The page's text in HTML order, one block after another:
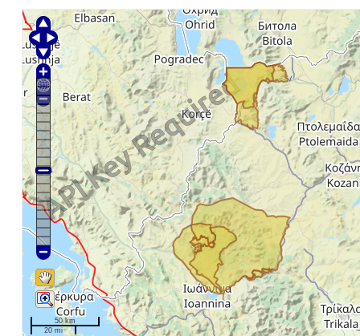
50 km
20 mi